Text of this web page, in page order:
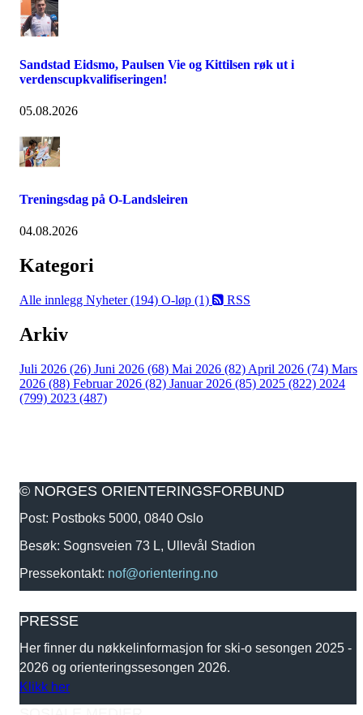
Sandstad Eidsmo, Paulsen Vie og Kittilsen røk ut i
verdenscupkvalifiseringen!
05.08.2026
Treningsdag på O-Landsleiren
04.08.2026
Kategori
Alle innlegg Nyheter (194) O-løp (1) RSS
Arkiv
Juli 2026 (26) Juni 2026 (68) Mai 2026 (82) April 2026 (74) Mars
2026 (88) Februar 2026 (82) Januar 2026 (85) 2025 (822) 2024
(799) 2023 (487)
© NORGES ORIENTERINGSFORBUND
Post: Postboks 5000, 0840 Oslo
Besøk: Sognsveien 73 L, Ullevål Stadion
Pressekontakt: nof@orientering.no
PRESSE
Her finner du nøkkelinformasjon for ski-o sesongen 2025 -
2026 og orienteringssesongen 2026.
Klikk her